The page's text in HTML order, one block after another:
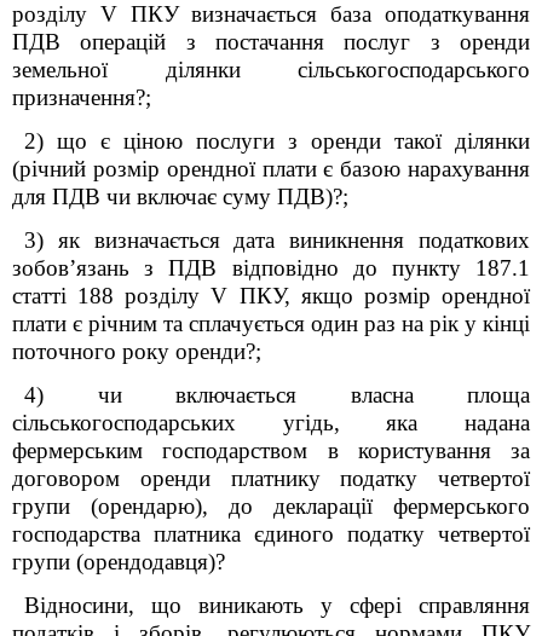
розділу V ПКУ визначається база оподаткування
ПДВ операцій з постачання послуг з оренди
земельної ділянки сільськогосподарського
призначення?;
2) що є ціною послуги з оренди такої ділянки
(річний розмір орендної плати є базою нарахування
для ПДВ чи включає суму ПДВ)?;
3) як визначається дата виникнення податкових
зобов’язань з ПДВ відповідно до пункту 187.1
статті 188 розділу V ПКУ, якщо розмір орендної
плати є річним та сплачується один раз на рік у кінці
поточного року оренди?;
4) чи включається власна площа
сільськогосподарських угідь, яка надана
фермерським господарством в користування за
договором оренди платнику податку четвертої
групи (орендарю), до декларації фермерського
господарства платника єдиного податку четвертої
групи (орендодавця)?
Відносини, що виникають у сфері справляння